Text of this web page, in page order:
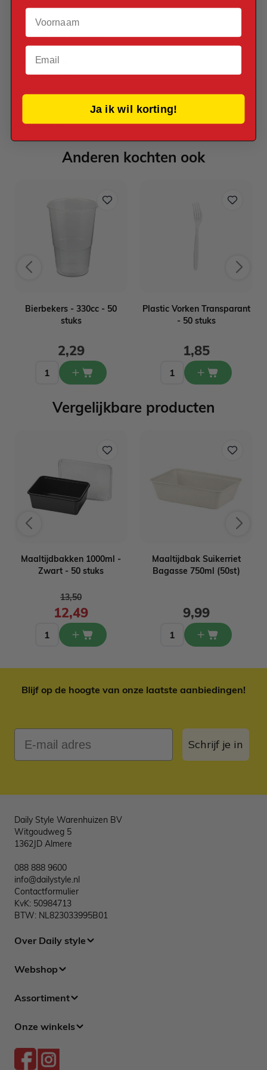
Verpakt per
Verpakt per 10 stuks
Afmetingen
17 x 12x 3,7 cm
Reviews
Anderen kochten ook
Bierbekers - 330cc - 50
stuks
2,29
Plastic Vorken Transparant
- 50 stuks
1,85
Vergelijkbare producten
Maaltijdbakken 1000ml -
Zwart - 50 stuks
12,49
Normale prijs
13,50
Maaltijdbak Suikerriet
Bagasse 750ml (50st)
9,99
Blijf op de hoogte van onze laatste aanbiedingen!
Schrijf je in
Daily Style Warenhuizen BV
Witgoudweg 5
1362JD Almere
088 888 9600
info@dailystyle.nl
Contactformulier
KvK: 50984713
BTW: NL823033995B01
Over Daily style
Webshop
Assortiment
Onze winkels
Voornaam
Email
Ja ik wil korting!